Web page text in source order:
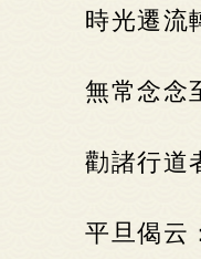
時光遷流
無常念念
勸諸行道
平旦偈云